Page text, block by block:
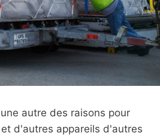
autre des raisons pour
d'autres appareils d'autres